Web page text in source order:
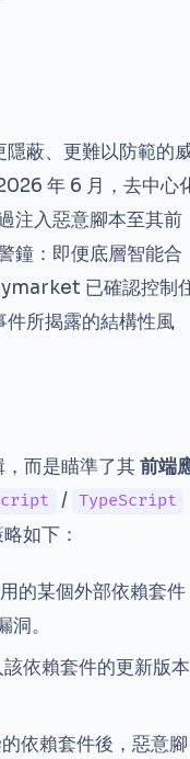
蔽、更難以防範的
年 6 月，去中心
注入惡意腳本至其前
鐘：即便底層智能合
已確認控制
所揭露的結構性風
而是瞄準了其前端
/ TypeScript
如下：
的某個外部依賴套件
。
依賴套件的更新版本
依賴套件後，惡意腳